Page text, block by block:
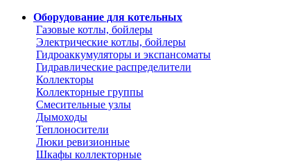
Оборудование для котельных
Газовые котлы, бойлеры
Электрические котлы, бойлеры
Гидроаккумуляторы и экспансоматы
Гидравлические распределители
Коллекторы
Коллекторные группы
Смесительные узлы
Дымоходы
Теплоносители
Люки ревизионные
Шкафы коллекторные